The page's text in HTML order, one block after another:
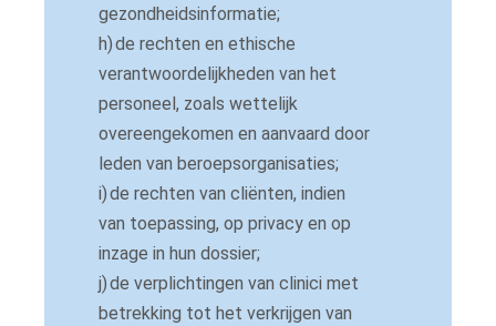
gezondheidsinformatie;
h)de rechten en ethische
verantwoordelijkheden van het
personeel, zoals wettelijk
overeengekomen en aanvaard door
leden van beroepsorganisaties;
i)de rechten van cliënten, indien
van toepassing, op privacy en op
inzage in hun dossier;
j)de verplichtingen van clinici met
betrekking tot het verkrijgen van